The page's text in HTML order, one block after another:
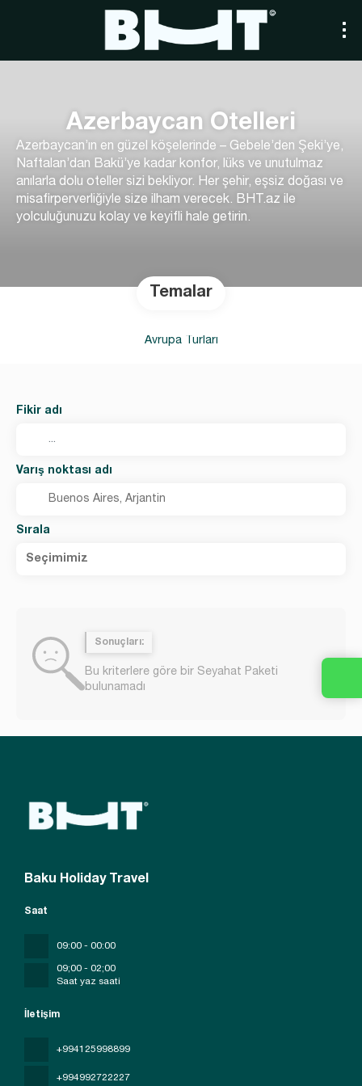
Azerbaycan Otelleri
Azerbaycan’ın en güzel köşelerinde – Gebele’den Şeki’ye,
Naftalan’dan Bakü’ye kadar konfor, lüks ve unutulmaz
anılarla dolu oteller sizi bekliyor. Her şehir, eşsiz doğası ve
misafirperverliğiyle size ilham verecek. BHT.az ile
yolculuğunuzu kolay ve keyifli hale getirin.
Temalar
Avrupa Turları
Fikir adı
Varış noktası adı
Sırala
Seçimimiz
Sonuçları:
Bu kriterlere göre bir Seyahat Paketi
bulunamadı
Baku Holiday Travel
İletişim
+994125998899
+994992722227
Saat
09:00 - 00:00
09;00 - 02;00
Saat yaz saati